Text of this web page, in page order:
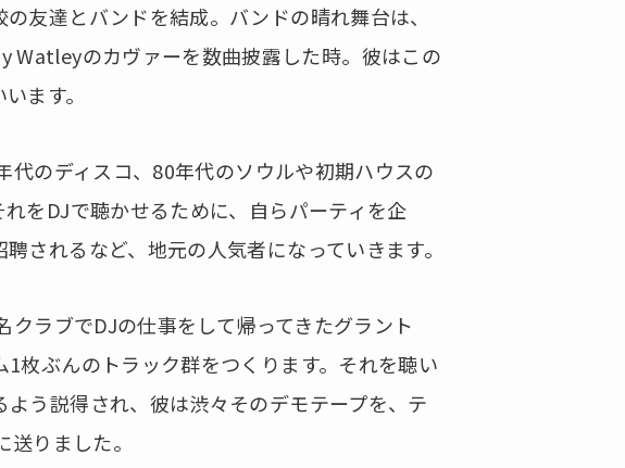
友達とバンドを結成。バンドの晴れ舞台は、
Watleyのカヴァーを数曲披露した時。彼はこの
ます。
代のディスコ、80年代のソウルや初期ハウスの
をDJで聴かせるために、自らパーティを企
されるなど、地元の人気者になっていきます。
ラブでDJの仕事をして帰ってきたグラント
枚ぶんのトラック群をつくります。それを聴い
う説得され、彼は渋々そのデモテープを、テ
りました。